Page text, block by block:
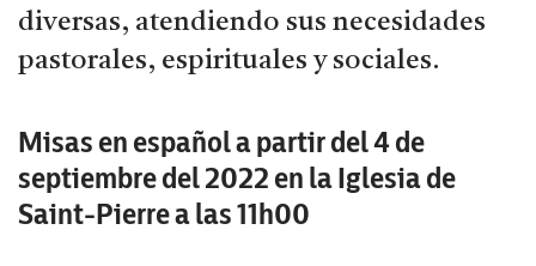
diversas, atendiendo sus necesidades
pastorales, espirituales y sociales.
Misas en español a partir del 4 de
septiembre del 2022 en la Iglesia de
Saint-Pierre a las 11h00